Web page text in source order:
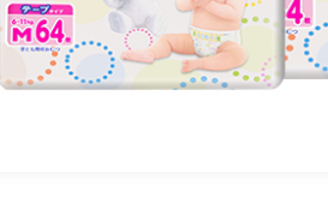
til forskellige materialer,
film, non-woven stof, papir osv.